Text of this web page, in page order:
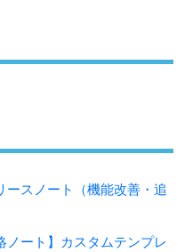
スノート（機能改善・追
ート】カスタムテンプレ